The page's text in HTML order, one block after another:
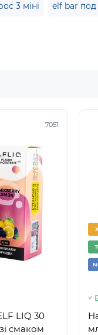
3 міні elf bar под
7051
LIQ 30
смаком